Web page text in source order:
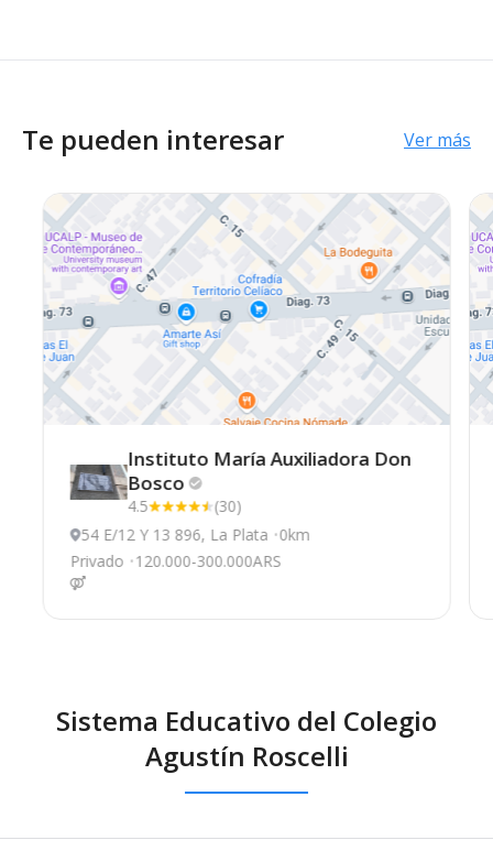
Te pueden interesar Ver más
Instituto María Auxiliadora Don
Bosco
4.5
(30)
54 E/12 Y 13 896, La Plata 0km
Privado
120.000-300.000ARS
Sistema Educativo del Colegio
Agustín Roscelli